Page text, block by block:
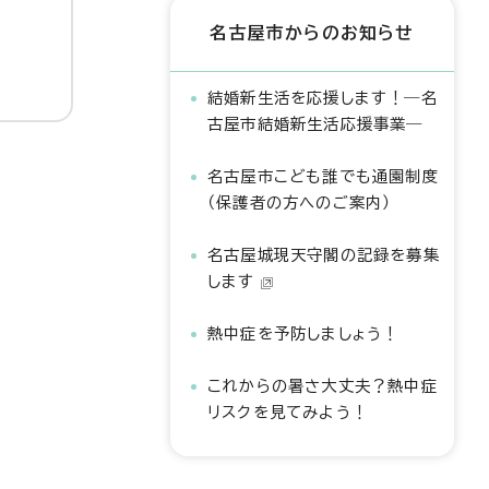
名古屋市からのお知らせ
結婚新生活を応援します！―名
古屋市結婚新生活応援事業―
名古屋市こども誰でも通園制度
（保護者の方へのご案内）
名古屋城現天守閣の記録を募集
します
熱中症を予防しましょう！
これからの暑さ大丈夫？熱中症
リスクを見てみよう！